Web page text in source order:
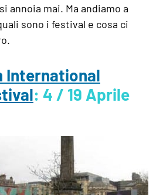
annoia mai. Ma andiamo a
sono i festival e cosa ci
International
: 4 / 19 Aprile